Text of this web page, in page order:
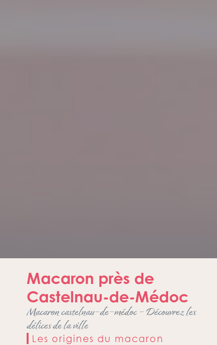
Macaron près de
Castelnau-de-Médoc
Macaron castelnau-de-médoc - Découvrez les
délices de la ville
Les origines du macaron